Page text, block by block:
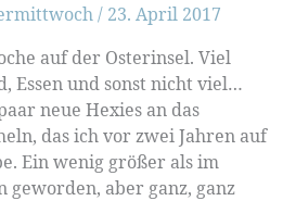
/ 23. April 2017
auf der Osterinsel. Viel
Essen und sonst nicht viel…
neue Hexies an das
das ich vor zwei Jahren auf
Ein wenig größer als im
geworden, aber ganz, ganz